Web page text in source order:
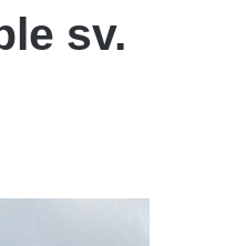
sv.